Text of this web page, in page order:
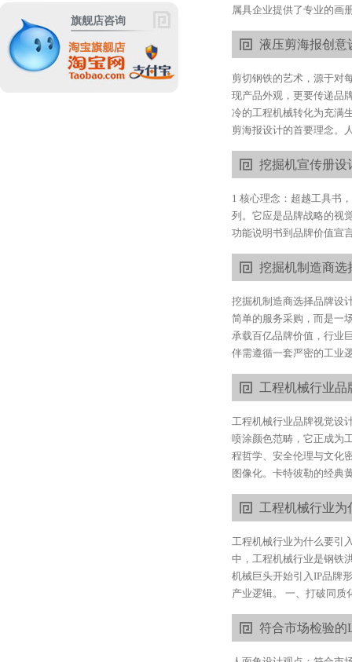
旗舰店咨询
属具企业提供了专业的画
液压剪海报创意
剪切钢铁的艺术，源于对
现产品外观，更要传递品
冷的工程机械转化为充满
剪海报设计的首要理念。
挖掘机宣传册设
1 核心理念：超越工具书
列。它应是品牌战略的视
功能说明书到品牌价值宣
挖掘机制造商选
挖掘机制造商选择品牌设
简单的服务采购，而是一
承载百亿品牌价值，行业
伴需遵循一套严密的工业
工程机械行业品
工程机械行业品牌视觉设
喷涂颜色范畴，它正成为
程哲学、安全伦理与文化
图像化。卡特彼勒的经典
工程机械行业为
工程机械行业为什么要引
中，工程机械行业是钢铁
机械巨头开始引入IP品牌
产业逻辑。 一、打破同质
符合市场检验的